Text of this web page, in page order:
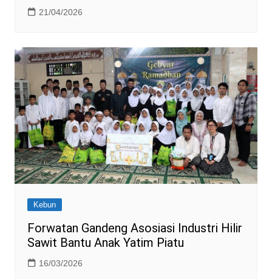
21/04/2026
Kebun
Forwatan Gandeng Asosiasi Industri Hilir
Sawit Bantu Anak Yatim Piatu
16/03/2026